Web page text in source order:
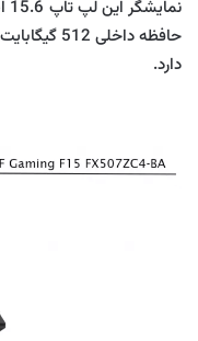
دارد.